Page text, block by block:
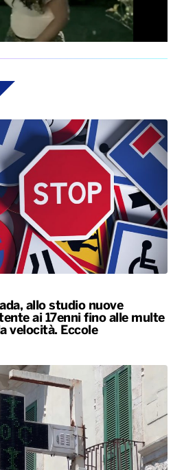
allo studio nuove
ai 17enni fino alle multe
velocità. Eccole